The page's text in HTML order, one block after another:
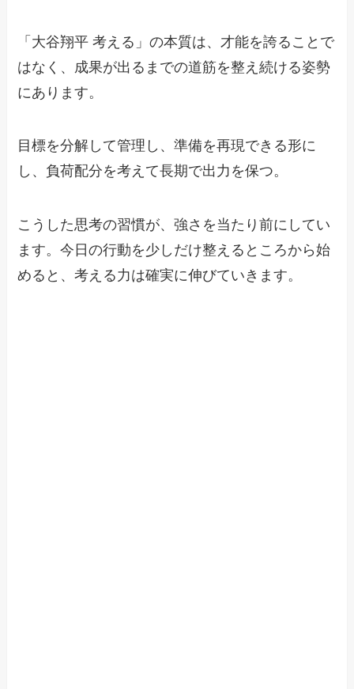
「大谷翔平 考える」の本質は、才能を誇ることで
はなく、成果が出るまでの道筋を整え続ける姿勢
にあります。
目標を分解して管理し、準備を再現できる形に
し、負荷配分を考えて長期で出力を保つ。
こうした思考の習慣が、強さを当たり前にしてい
ます。今日の行動を少しだけ整えるところから始
めると、考える力は確実に伸びていきます。